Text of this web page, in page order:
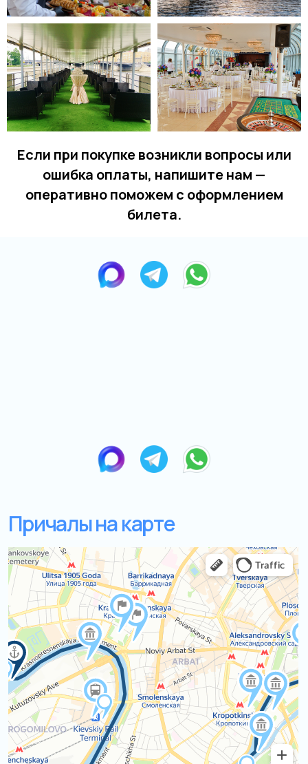
Если при покупке возникли вопросы или
ошибка оплаты, напишите нам —
оперативно поможем с оформлением
билета.
Остались вопросы?
+7
Я даю согласие на обработку моих
персональных данных на условиях
Согласияи подтверждаю, что
ознакомлен(а) сПолитикой обработки
персональных данных.
Отправить